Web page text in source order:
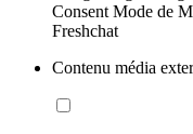
Consent Mode de
Freshchat
Contenu média